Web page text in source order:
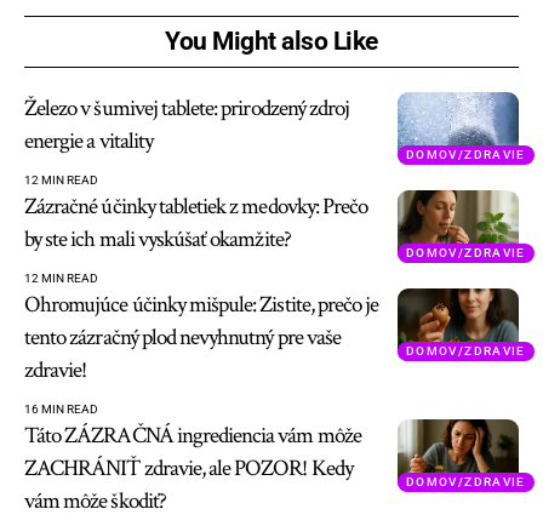
You Might also Like
DOMOV/ZDRAVIE
Železo v šumivej tablete: prirodzený zdroj
energie a vitality
12 MIN READ
DOMOV/ZDRAVIE
Zázračné účinky tabletiek z medovky: Prečo
by ste ich mali vyskúšať okamžite?
12 MIN READ
DOMOV/ZDRAVIE
Ohromujúce účinky mišpule: Zistite, prečo je
tento zázračný plod nevyhnutný pre vaše
zdravie!
16 MIN READ
DOMOV/ZDRAVIE
Táto ZÁZRAČNÁ ingrediencia vám môže
ZACHRÁNIŤ zdravie, ale POZOR! Kedy
vám môže škodiť?